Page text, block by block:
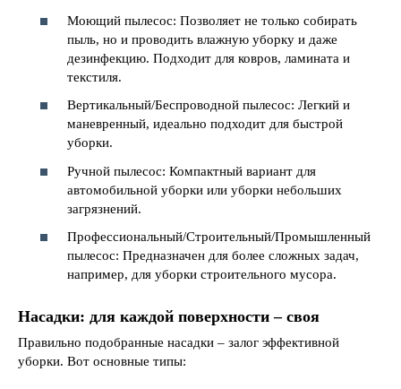
Моющий пылесос: Позволяет не только собирать
пыль, но и проводить влажную уборку и даже
дезинфекцию. Подходит для ковров, ламината и
текстиля.
Вертикальный/Беспроводной пылесос: Легкий и
маневренный, идеально подходит для быстрой
уборки.
Ручной пылесос: Компактный вариант для
автомобильной уборки или уборки небольших
загрязнений.
Профессиональный/Строительный/Промышленный
пылесос: Предназначен для более сложных задач,
например, для уборки строительного мусора.
Насадки: для каждой поверхности – своя
Правильно подобранные насадки – залог эффективной
уборки. Вот основные типы: